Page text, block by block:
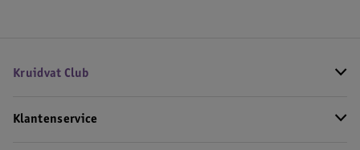
Kruidvat Club
Klantenservice